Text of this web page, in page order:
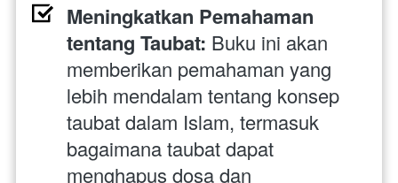
Meningkatkan Pemahaman
tentang Taubat: Buku ini akan
memberikan pemahaman yang
lebih mendalam tentang konsep
taubat dalam Islam, termasuk
bagaimana taubat dapat
menghapus dosa dan